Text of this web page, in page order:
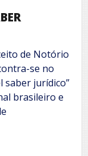
de Notório
se no
saber jurídico”
brasileiro e